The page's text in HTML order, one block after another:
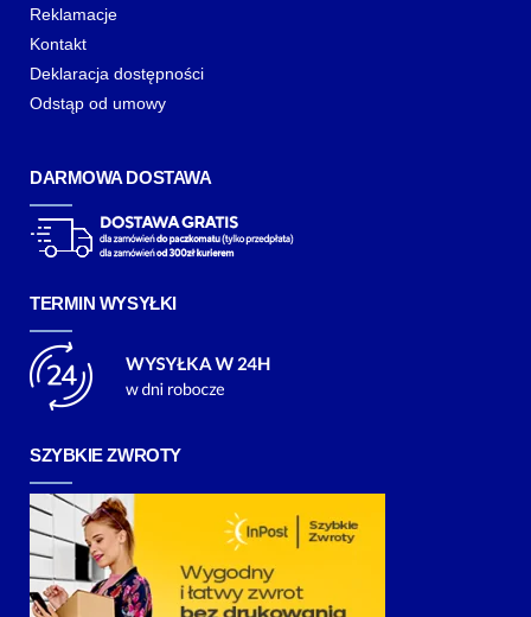
Reklamacje
Kontakt
Deklaracja dostępności
Odstąp od umowy
DARMOWA DOSTAWA
TERMIN WYSYŁKI
SZYBKIE ZWROTY